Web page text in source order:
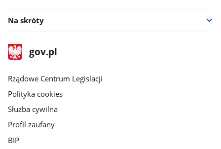
Na skróty
stopka
gov.plStrona
gov.pl
Rządowe Centrum Legislacji
Polityka cookies
Służba cywilna
Profil zaufany
BIP